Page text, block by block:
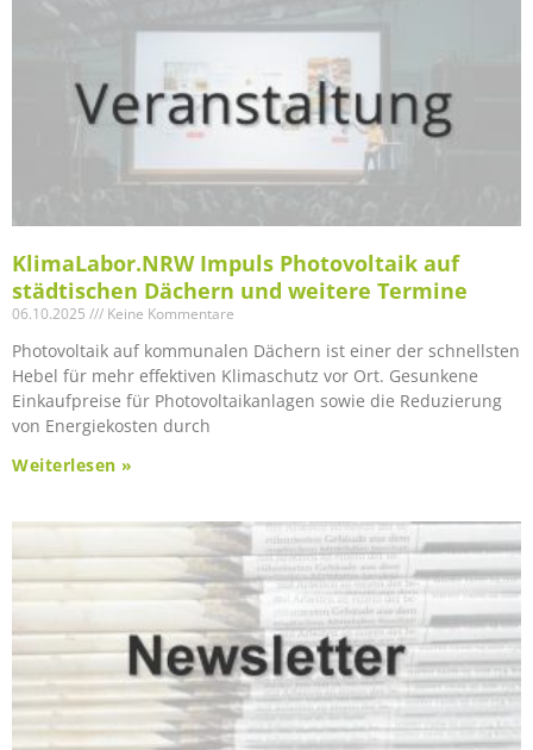
KlimaLabor.NRW Impuls Photovoltaik auf
städtischen Dächern und weitere Termine
06.10.2025 Keine Kommentare
Photovoltaik auf kommunalen Dächern ist einer der schnellsten
Hebel für mehr effektiven Klimaschutz vor Ort. Gesunkene
Einkaufpreise für Photovoltaikanlagen sowie die Reduzierung
von Energiekosten durch
Weiterlesen »